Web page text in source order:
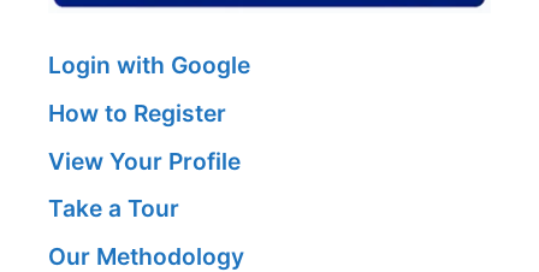
Login with Google
How to Register
View Your Profile
Take a Tour
Our Methodology